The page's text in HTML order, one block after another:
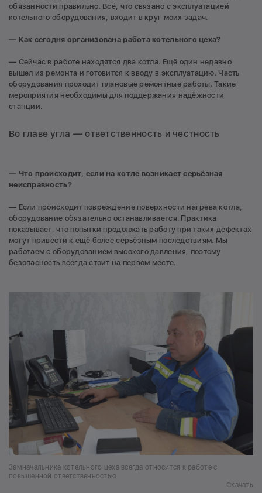
обязанности правильно. Всё, что связано с эксплуатацией
котельного оборудования, входит в круг моих задач.
— Как сегодня организована работа котельного цеха?
— Сейчас в работе находятся два котла. Ещё один недавно
вышел из ремонта и готовится к вводу в эксплуатацию. Часть
оборудования проходит плановые ремонтные работы. Такие
мероприятия необходимы для поддержания надёжности
станции.
Во главе угла — ответственность и честность
— Что происходит, если на котле возникает серьёзная
неисправность?
— Если происходит повреждение поверхности нагрева котла,
оборудование обязательно останавливается. Практика
показывает, что попытки продолжать работу при таких дефектах
могут привести к ещё более серьёзным последствиям. Мы
работаем с оборудованием высокого давления, поэтому
безопасность всегда стоит на первом месте.
Замначальника котельного цеха всегда относится к работе с
повышенной ответственностью
Скачать